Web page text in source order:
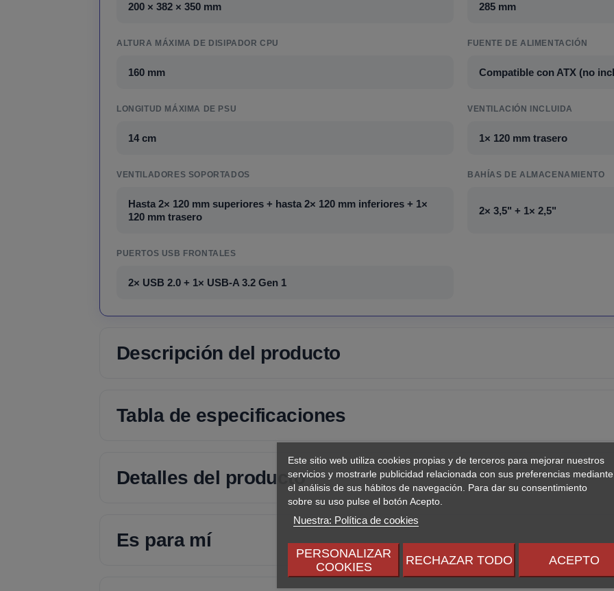
Este sitio web utiliza cookies propias y de terceros para mejorar nuestros
servicios y mostrarle publicidad relacionada con sus preferencias mediante
el análisis de sus hábitos de navegación. Para dar su consentimiento
sobre su uso pulse el botón Acepto.
Nuestra: Política de cookies
PERSONALIZAR
COOKIES
RECHAZAR TODO ACEPTO
200 × 382 × 350 mm 285 mm
ALTURA MÁXIMA DE DISIPADOR CPU
160 mm
FUENTE DE ALIMENTACIÓN
Compatible con ATX (no
LONGITUD MÁXIMA DE PSU
14 cm
VENTILACIÓN INCLUIDA
1× 120 mm trasero
VENTILADORES SOPORTADOS
Hasta 2× 120 mm superiores + hasta 2× 120 mm inferiores + 1×
120 mm trasero
BAHÍAS DE ALMACENAMIENTO
2× 3,5" + 1× 2,5"
PUERTOS USB FRONTALES
2× USB 2.0 + 1× USB-A 3.2 Gen 1
Descripción del producto
Tabla de especificaciones
Detalles del producto
Es para mí